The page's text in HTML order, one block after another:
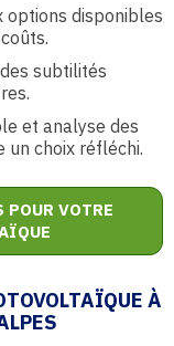
options disponibles
subtilités
et analyse des
choix réfléchi.
VOTRE
À